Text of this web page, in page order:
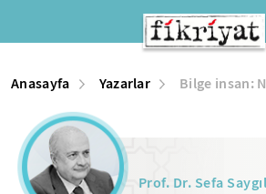
Anasayfa Yazarlar Bilge insan:
Prof. Dr. Sefa